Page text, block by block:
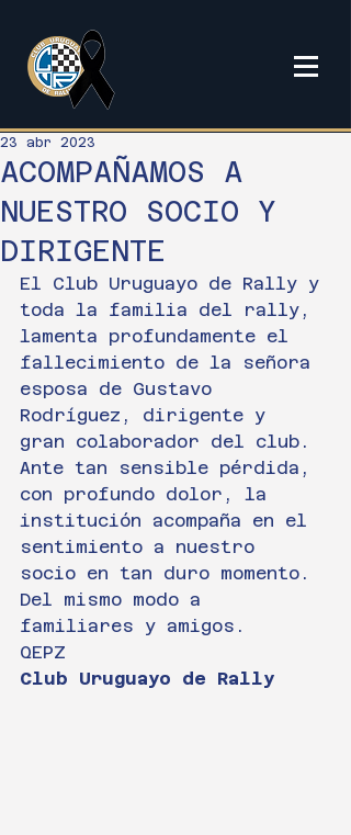
ACOMPAÑAMOS A
NUESTRO SOCIO Y
DIRIGENTE
23 abr 2023
El Club Uruguayo de Rally y
toda la familia del rally,
lamenta profundamente el
fallecimiento de la señora
esposa de Gustavo
Rodríguez, dirigente y
gran colaborador del club.
Ante tan sensible pérdida,
con profundo dolor, la
institución acompaña en el
sentimiento a nuestro
socio en tan duro momento.
Del mismo modo a
familiares y amigos.
QEPZ
Club Uruguayo de Rally